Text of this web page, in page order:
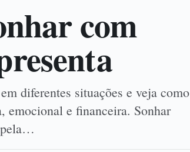
com
diferentes situações e veja como
emocional e financeira. Sonhar
pela…